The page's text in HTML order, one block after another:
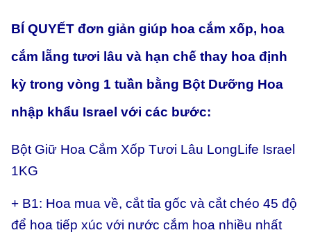
BÍ QUYẾT đơn giản giúp hoa cắm xốp, hoa
cắm lẵng tươi lâu và hạn chế thay hoa định
kỳ trong vòng 1 tuần bằng Bột Dưỡng Hoa
nhập khẩu Israel với các bước:
Bột Giữ Hoa Cắm Xốp Tươi Lâu LongLife Israel
1KG
+ B1: Hoa mua về, cắt tỉa gốc và cắt chéo 45 độ
để hoa tiếp xúc với nước cắm hoa nhiều nhất